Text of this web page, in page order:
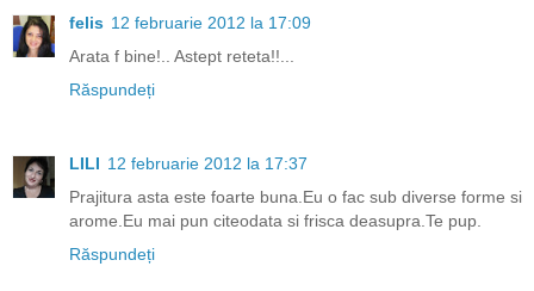
felis 12 februarie 2012 la 17:09
Arata f bine!.. Astept reteta!!...
Răspundeți
LILI 12 februarie 2012 la 17:37
Prajitura asta este foarte buna.Eu o fac sub diverse forme si
arome.Eu mai pun citeodata si frisca deasupra.Te pup.
Răspundeți